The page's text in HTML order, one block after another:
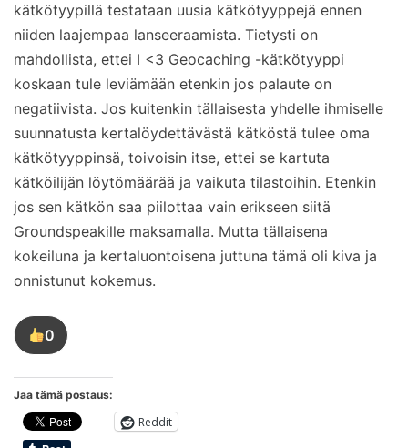
kätkötyypillä testataan uusia kätkötyyppejä ennen
niiden laajempaa lanseeraamista. Tietysti on
mahdollista, ettei I <3 Geocaching -kätkötyyppi
koskaan tule leviämään etenkin jos palaute on
negatiivista. Jos kuitenkin tällaisesta yhdelle ihmiselle
suunnatusta kertalöydettävästä kätköstä tulee oma
kätkötyyppinsä, toivoisin itse, ettei se kartuta
kätköilijän löytömäärää ja vaikuta tilastoihin. Etenkin
jos sen kätkön saa piilottaa vain erikseen siitä
Groundspeakille maksamalla. Mutta tällaisena
kokeiluna ja kertaluontoisena juttuna tämä oli kiva ja
onnistunut kokemus.
0
Tykkää
tästä
Jaa tämä postaus:
Reddit